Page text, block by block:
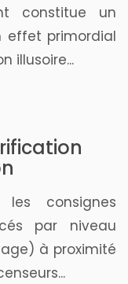
constitue un
effet primordial
illusoire...
consignes
par niveau
à proximité